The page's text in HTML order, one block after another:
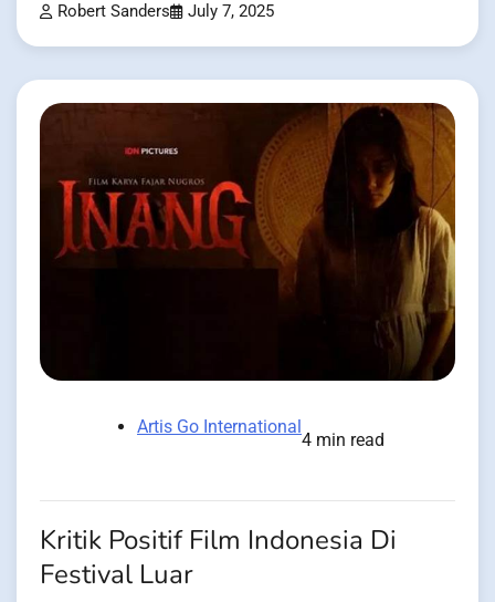
Robert Sanders July 7, 2025
Artis Go International
4 min read
Kritik Positif Film Indonesia Di
Festival Luar